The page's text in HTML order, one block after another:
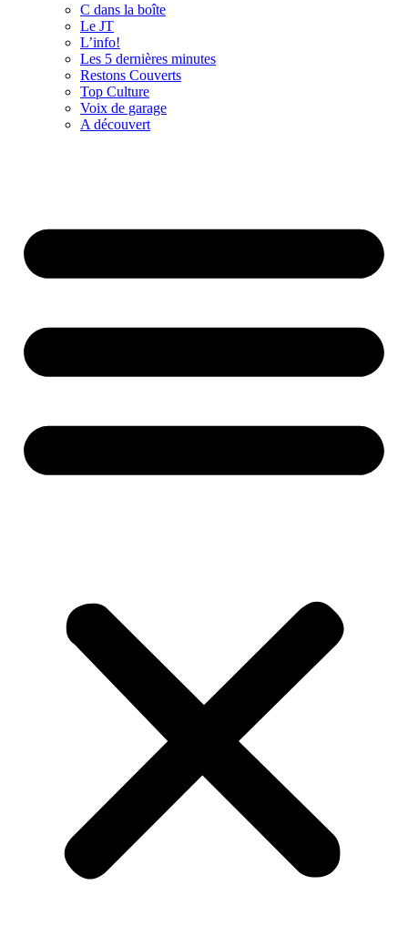
C dans la boîte
Le JT
L’info!
Les 5 dernières minutes
Restons Couverts
Top Culture
Voix de garage
A découvert